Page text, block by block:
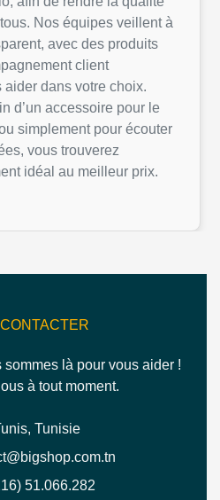
Nos équipes veillent à
avec des produits
client
dans votre choix.
d’un accessoire pour le
simplement pour écouter
vous trouverez
idéal au meilleur prix.
là pour vous aider !
à tout moment.
Tunisie
51.066.282